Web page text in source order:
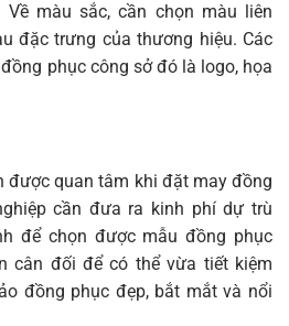
Về màu sắc, cần chọn màu liên
đặc trưng của thương hiệu. Các
phục công sở đó là logo, họa
được quan tâm khi đặt may đồng
cần đưa ra kinh phí dự trù
để chọn được mẫu đồng phục
cân đối để có thể vừa tiết kiệm
đồng phục đẹp, bắt mắt và nổi